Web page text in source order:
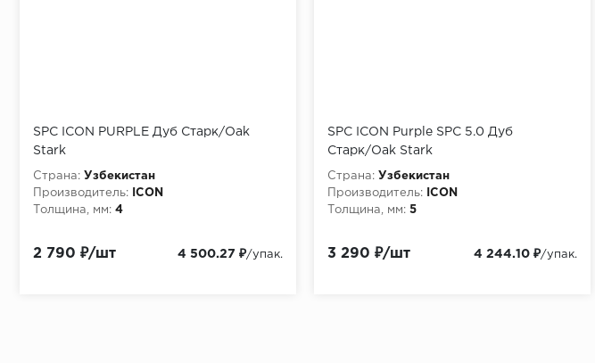
SPC ICON PURPLE Дуб Старк/Oak
Stark
Страна: Узбекистан
Производитель:
ICON
Толщина, мм: 4
2 790 ₽/шт 4 500.27 ₽/упак.
SPC ICON Purple SPC 5.0 Дуб
Старк/Oak Stark
Страна: Узбекистан
Производитель:
ICON
Толщина, мм: 5
3 290 ₽/шт 4 244.10 ₽/упак.